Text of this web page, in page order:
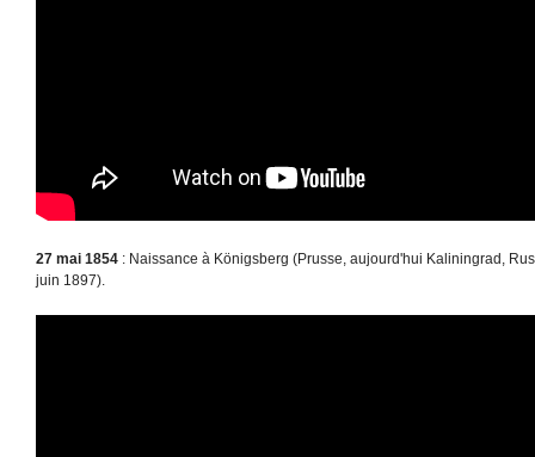
27 mai 1854 : Naissance à Königsberg (Prusse, aujourd'hui Kaliningrad,
juin 1897).